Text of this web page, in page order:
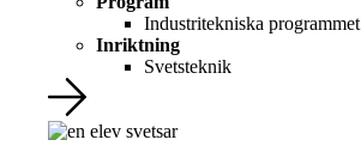
Industritekniska programmet
Inriktning
Svetsteknik